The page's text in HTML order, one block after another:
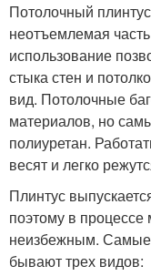
Потолочный
неотъемлемая
использование
стыка стен и
вид. Потолочные
материалов, но
полиуретан.
весят и легко
Плинтус
поэтому в процессе
неизбежным. Самые
бывают трех видов: